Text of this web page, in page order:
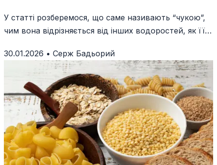
У статті розберемося, що саме називають “чукою”,
чим вона відрізняється від інших водоростей, як її
30.01.2026 • Серж Бадьорий